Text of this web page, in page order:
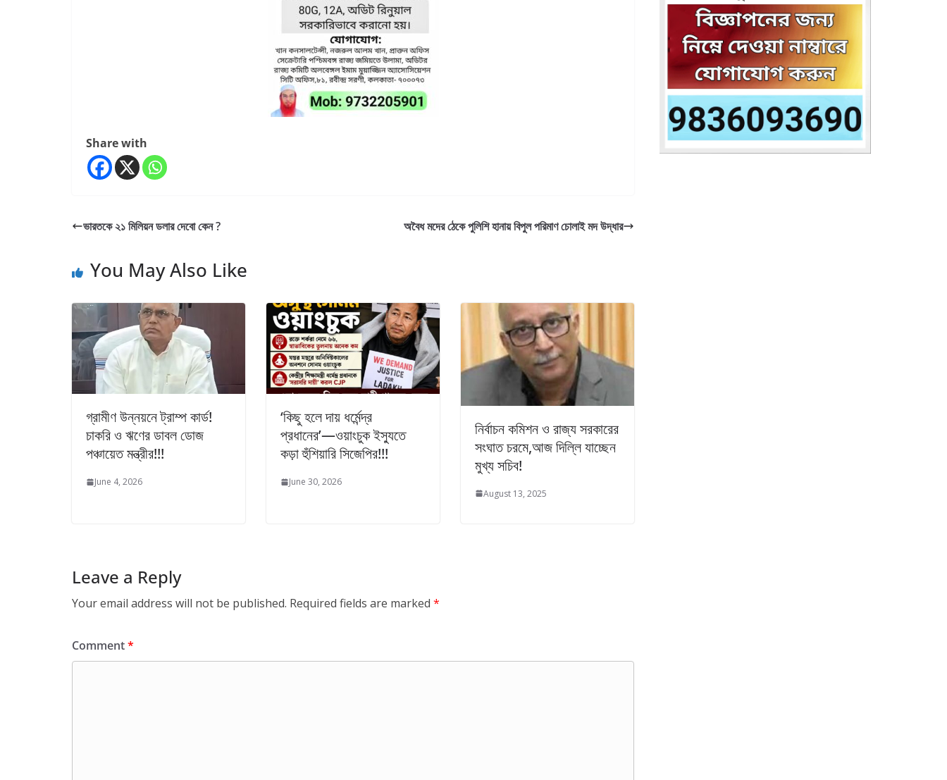
Share with
ভারতকে ২১ মিলিয়ন ডলার দেবো কেন ? অবৈধ মদের ঠেকে পুলিশি হানায় বিপুল পরিমাণ চোলাই মদ উদ্ধার
You May Also Like
গ্রামীণ উন্নয়নে ট্রাম্প কার্ড!
চাকরি ও ঋণের ডাবল ডোজ
পঞ্চায়েত মন্ত্রীর!!!
June 4, 2026
‘কিছু হলে দায় ধর্মেন্দ্র
প্রধানের’—ওয়াংচুক ইস্যুতে
কড়া হুঁশিয়ারি সিজেপির!!!
June 30, 2026
নির্বাচন কমিশন ও রাজ্য সরকারের
সংঘাত চরমে,আজ দিল্লি যাচ্ছেন
মুখ্য সচিব!
August 13, 2025
Leave a Reply
Your email address will not be published. Required fields are marked *
Comment*